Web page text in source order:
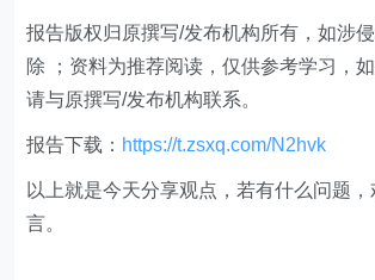
报告版权归原撰写/发布机构所有，如涉
除 ；资料为推荐阅读，仅供参考学习，
请与原撰写/发布机构联系。
报告下载： https://t.zsxq.com/N2hvk
以上就是今天分享观点，若有什么问题
言。